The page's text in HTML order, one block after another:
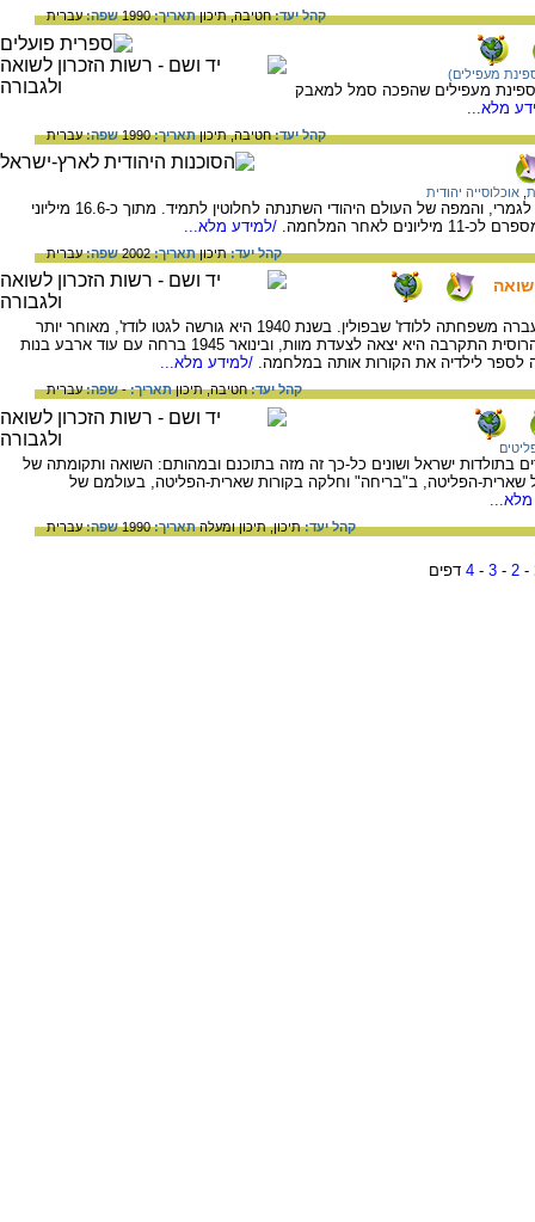
קהל יעד:חטיבה,תיכוןתאריך:1990 שפה:עברית
מעפילים)
ספינת מעפילים שהפכה סמל למאבק
מלא...
קהל יעד:חטיבה,תיכוןתאריך:1990 שפה:עברית
אוכלוסייה יהודית
בעקבות השואה לבה של יהדות אירופה נהרס לגמרי, והמפה של העולם היהודי השתנתה לחלוטין לתמיד. מתוך כ-16.6 מיליוני
/למידע מלא...
קהל יעד:תיכוןתאריך:2002 שפה:עברית
הרט יפה, ילידת ישראל, 1925. בשנת 1927, עברה משפחתה ללודז' שבפולין. בשנת 1940 היא גורשה לגטו לודז', מאוחר יותר
לאושוויץ-בירקנאו, ומשם לגרמניה. כשהחזית הרוסית התקרבה היא יצאה לצעדת מוות, ובינואר 1945 ברחה עם עוד ארבע בנות
לילדיה את הקורות אותה במלחמה. /למידע מלא...
קהל יעד:חטיבה,תיכוןתאריך:-שפה:עברית
בתולדות ישראל ושונים כל-כך זה מזה בתוכנם ובמהותם: השואה ותקומתה של
הפליטה, ב"בריחה" וחלקה בקורות שארית-הפליטה, בעולמם של
קהל יעד:תיכון,תיכון ומעלהתאריך:1990 שפה:עברית
-
2
-
3
-
4 דפים